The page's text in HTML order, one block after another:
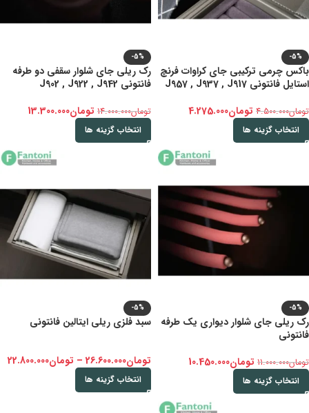
-5%
باکس چرمی ترکیبی جای کراوات فرنچ
استایل فانتونی J957 , J937 , J917
تومان4.500.000 تومان4.275.000
انتخاب گزینه ها
-5%
رک ریلی جای شلوار سقفی دو طرفه
فانتونی J902 , J922 , J942
تومان14.000.000 تومان13.300.000
انتخاب گزینه ها
-5%
رک ریلی جای شلوار دیواری یک طرفه
فانتونی
تومان11.000.000 تومان10.450.000
انتخاب گزینه ها
-5%
سبد فلزی ریلی ایتالین فانتونی
تومان26.600.000
– تومان22.800.000
انتخاب گزینه ها